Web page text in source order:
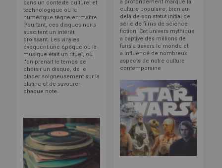
dans un contexte culturel et
technologique où le
numérique règne en maître.
Pourtant, ces disques noirs
suscitent un intérêt
croissant. Les vinyles
évoquent une époque où la
musique était un rituel, où
l'on prenait le temps de
choisir un disque, de le
placer soigneusement sur la
platine et de savourer
chaque note.
a profondément marqué la
culture populaire, bien au-
delà de son statut initial de
série de films de science-
fiction. Cet univers mythique
a captivé des millions de
fans à travers le monde et
a influencé de nombreux
aspects de notre culture
contemporaine